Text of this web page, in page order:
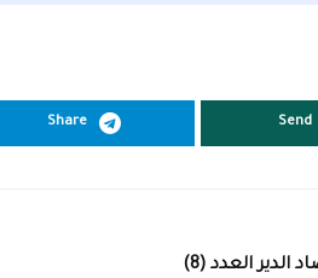
Send
Share
الدير العدد (8)